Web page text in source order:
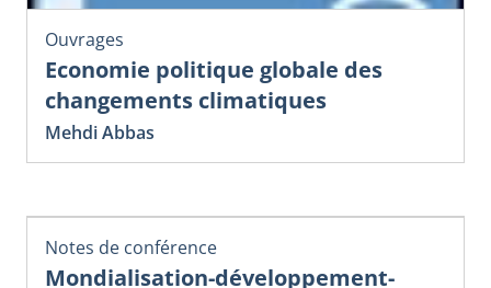
Ouvrages
Economie politique globale des
changements climatiques
Mehdi Abbas
Notes de conférence
Mondialisation-développement-